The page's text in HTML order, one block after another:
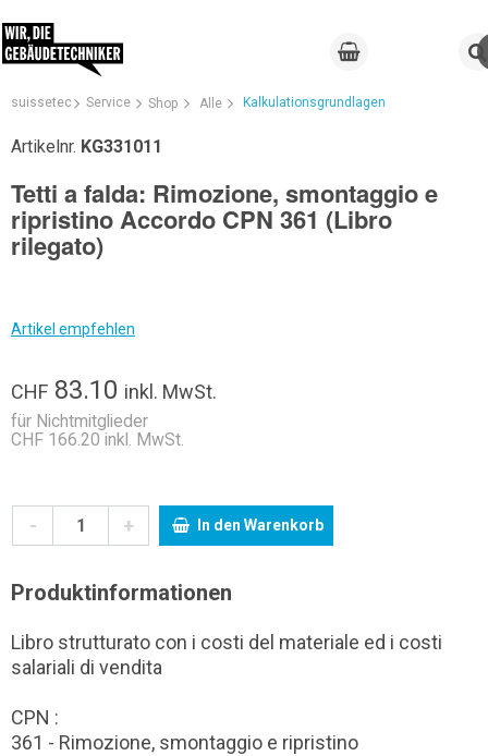
suissetec Service Shop Alle Kalkulationsgrundlagen
Artikelnr. KG331011
Tetti a falda: Rimozione, smontaggio e
ripristino Accordo CPN 361 (Libro
rilegato)
Artikel empfehlen
CHF 83.10 inkl. MwSt.
für Nichtmitglieder
CHF 166.20 inkl. MwSt.
- + In den Warenkorb
Produktinformationen
Libro strutturato con i costi del materiale ed i costi
salariali di vendita
CPN :
361 - Rimozione, smontaggio e ripristino